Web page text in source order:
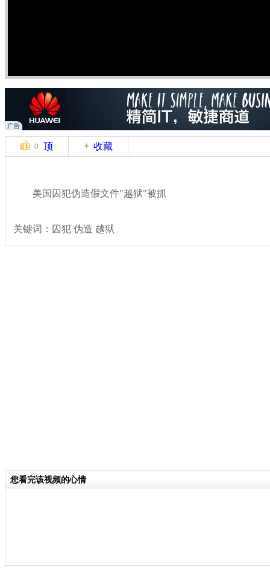
0 顶 收藏
美国囚犯伪造假文件"越狱"被抓
关键词：囚犯 伪造 越狱
您看完该视频的心情